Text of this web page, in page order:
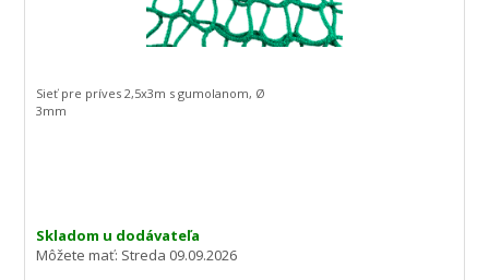
Skladom u dodávateľa
Môžete mať: Streda 09.09.2026
Sieť pre príves 2,5x3m s gumolanom, Ø
3mm